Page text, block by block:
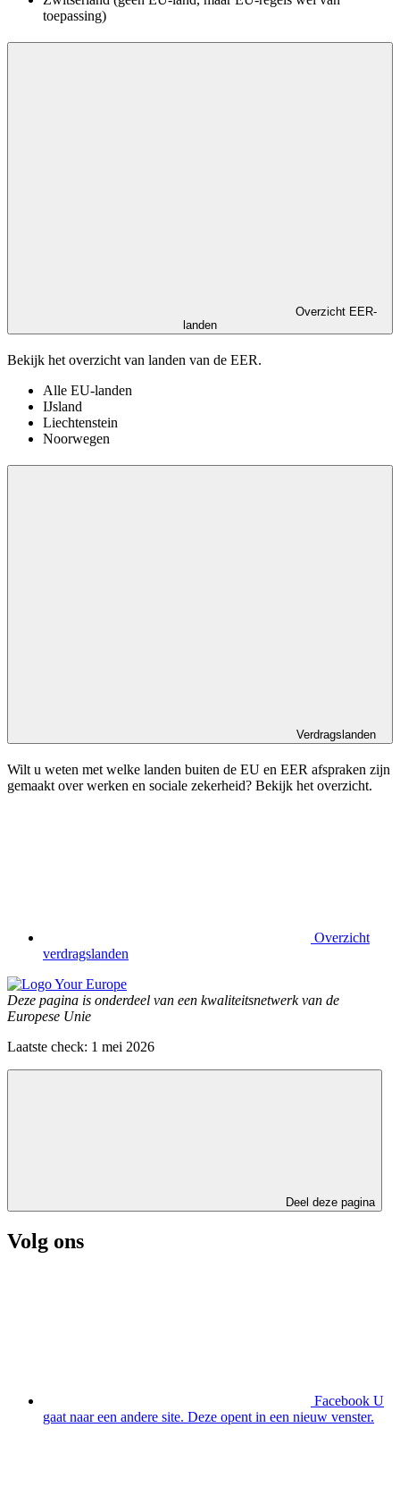
toepassing)
Overzicht EER-
landen
Bekijk het overzicht van landen van de EER.
Alle EU-landen
IJsland
Liechtenstein
Noorwegen
Verdragslanden
Wilt u weten met welke landen buiten de EU en EER afspraken zijn
gemaakt over werken en sociale zekerheid? Bekijk het overzicht.
Overzicht
verdragslanden
Deze pagina is onderdeel van een kwaliteitsnetwerk van de
Europese Unie
Laatste check: 1 mei 2026
Deel deze pagina
Volg ons
Facebook U
gaat naar een andere site. Deze opent in een nieuw venster.